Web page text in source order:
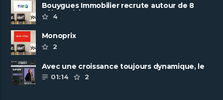
Bouygues Immobilier recrute autour de 8
pôles métiers
4
Monoprix
2
Avec une croissance toujours dynamique, le
groupe Scalian continue de ......
01:14 2